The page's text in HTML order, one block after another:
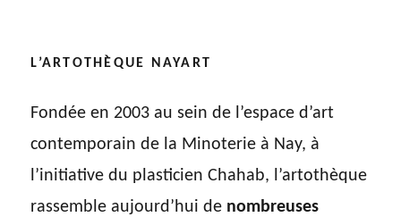
L’ARTOTHÈQUE NAYART
Fondée en 2003 au sein de l’espace d’art
contemporain de la Minoterie à Nay, à
l’initiative du plasticien Chahab, l’artothèque
rassemble aujourd’hui de nombreuses